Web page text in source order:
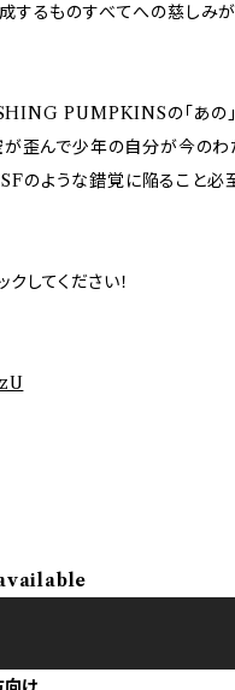
するものすべてへの慈しみ
PUMPKINSの「あの
歪んで少年の自分が今のわ
SFのような錯覚に陥ること必
してください！